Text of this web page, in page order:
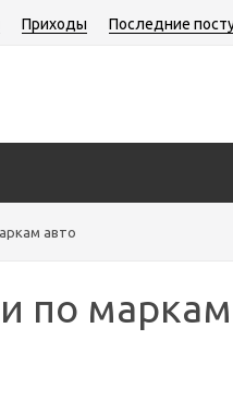
Приходы Последние
авто
по